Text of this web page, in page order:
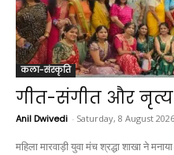
कला-संस्कृति
गीत-संगीत और नृत्य
Anil Dwivedi - Saturday, 8 August
महिला मारवाड़ी युवा मंच श्रद्धा शाखा ने